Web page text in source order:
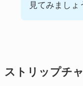
見てみましょ
ストリップチ